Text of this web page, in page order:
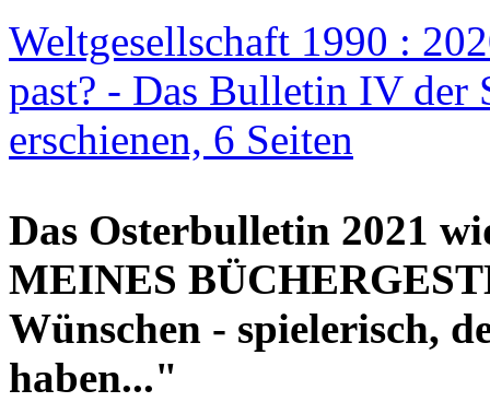
Weltgesellschaft 1990 :
past? - Das Bulletin IV der
erschienen, 6 Seiten
Das Osterbulletin 2021
MEINES
Wünschen - spielerisch,
haben..."